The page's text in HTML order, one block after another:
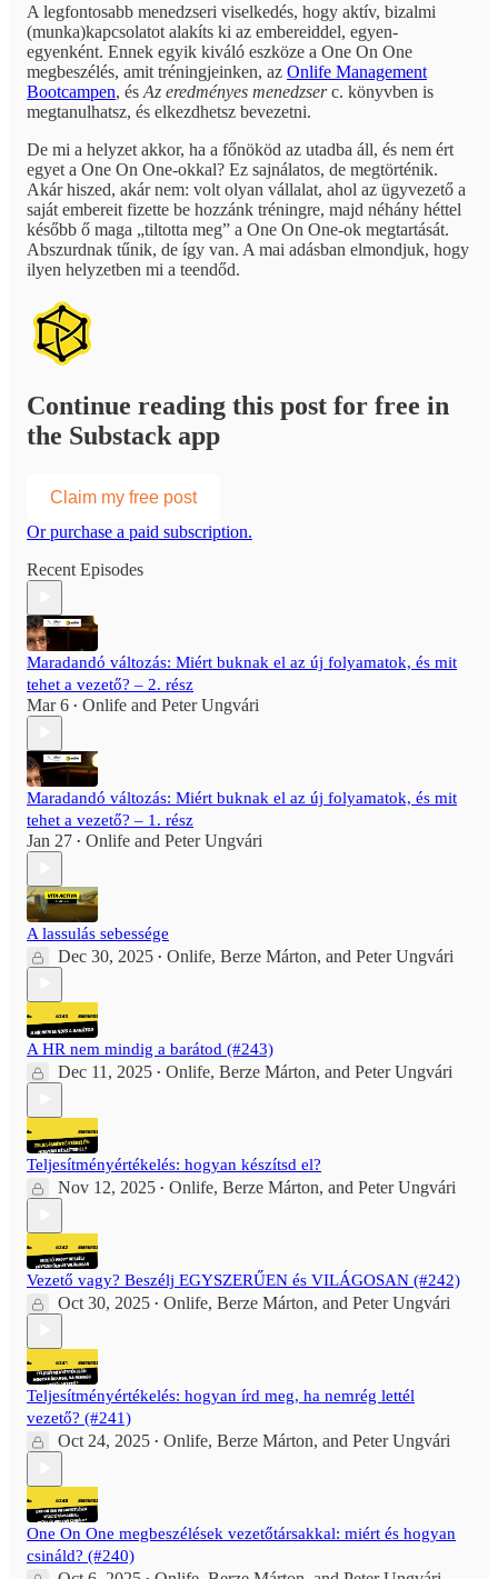
A legfontosabb menedzseri viselkedés, hogy aktív, bizalmi
(munka)kapcsolatot alakíts ki az embereiddel, egyen-
egyenként. Ennek egyik kiváló eszköze a One On One
megbeszélés, amit tréningjeinken, az Onlife Management
Bootcampen, és Az eredményes menedzserc. könyvben is
megtanulhatsz, és elkezdhetsz bevezetni.
De mi a helyzet akkor, ha a főnököd az utadba áll, és nem ért
egyet a One On One-okkal? Ez sajnálatos, de megtörténik.
Akár hiszed, akár nem: volt olyan vállalat, ahol az ügyvezető a
saját embereit fizette be hozzánk tréningre, majd néhány héttel
később ő maga „tiltotta meg” a One On One-ok megtartását.
Abszurdnak tűnik, de így van. A mai adásban elmondjuk, hogy
ilyen helyzetben mi a teendőd.
Continue reading this post for free in
the Substack app
Claim my free post
Or purchase a paid subscription.
Recent Episodes
Maradandó változás: Miért buknak el az új folyamatok, és mit
tehet a vezető? – 2. rész
Mar 6 • Onlife and Peter Ungvári
Maradandó változás: Miért buknak el az új folyamatok, és mit
tehet a vezető? – 1. rész
Jan 27 • Onlife and Peter Ungvári
A lassulás sebessége
Dec 30, 2025 • Onlife, Berze Márton, and Peter Ungvári
A HR nem mindig a barátod (#243)
Dec 11, 2025 • Onlife, Berze Márton, and Peter Ungvári
Teljesítményértékelés: hogyan készítsd el?
Nov 12, 2025 • Onlife, Berze Márton, and Peter Ungvári
Vezető vagy? Beszélj EGYSZERŰEN és VILÁGOSAN (#242)
Oct 30, 2025 • Onlife, Berze Márton, and Peter Ungvári
Teljesítményértékelés: hogyan írd meg, ha nemrég lettél
vezető? (#241)
Oct 24, 2025 • Onlife, Berze Márton, and Peter Ungvári
One On One megbeszélések vezetőtársakkal: miért és hogyan
csináld? (#240)